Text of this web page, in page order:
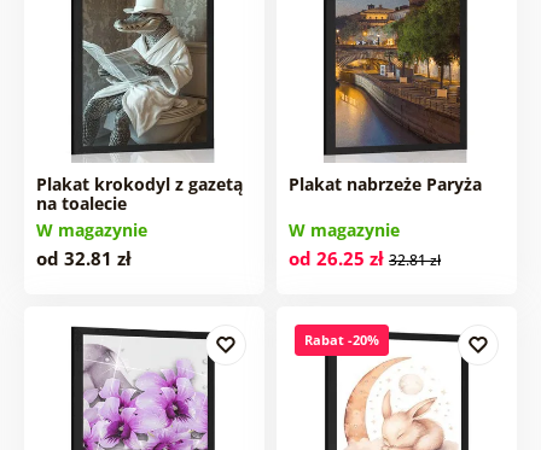
Plakat krokodyl z gazetą
na toalecie
W magazynie
od 32.81 zł
Plakat nabrzeże Paryża
W magazynie
od 26.25 zł 32.81 zł
Rabat -20%